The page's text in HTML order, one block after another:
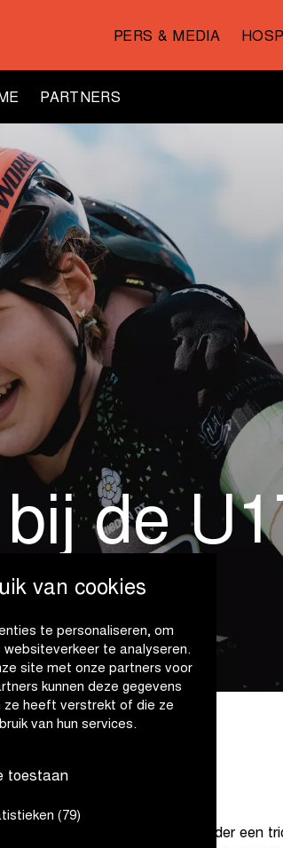
van cookies
te personaliseren, om
te analyseren.
site met onze partners voor
kunnen deze gegevens
ze heeft verstrekt of die ze
van hun services.
toestaan
(79)
PERS & MEDIA
PARTNERS
de
werd enkele kilometers verder een